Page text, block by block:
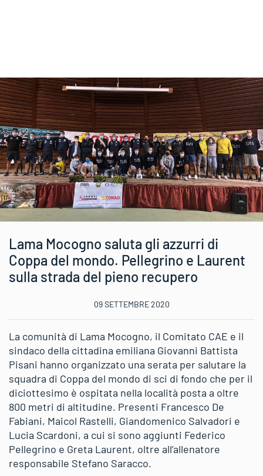
Lama Mocogno saluta gli azzurri di
Coppa del mondo. Pellegrino e Laurent
sulla strada del pieno recupero
09 SETTEMBRE 2020
La comunità di Lama Mocogno, il Comitato CAE e il
sindaco della cittadina emiliana Giovanni Battista
Pisani hanno organizzato una serata per salutare la
squadra di Coppa del mondo di sci di fondo che per il
diciottesimo è ospitata nella località posta a oltre
800 metri di altitudine. Presenti Francesco De
Fabiani, Maicol Rastelli, Giandomenico Salvadori e
Lucia Scardoni, a cui si sono aggiunti Federico
Pellegrino e Greta Laurent, oltre all’allenatore
responsabile Stefano Saracco.